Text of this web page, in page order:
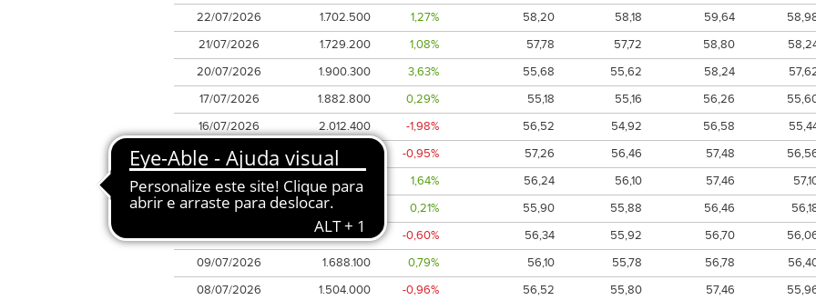
22/07/2026
1.702.500 1,27% 58,20 58,18 59,64
21/07/2026
1.729.200 1,08% 57,78 57,72 58,80
20/07/2026
1.900.300 3,63% 55,68 55,62 58,24
17/07/2026
1.882.800 0,29% 55,18 55,16 56,26
16/07/2026
2.012.400 -1,98% 56,52 54,92 56,58
15/07/2026
1.667.500 -0,95% 57,26 56,46 57,48
14/07/2026
1.568.000 1,64% 56,24 56,10 57,46
13/07/2026
1.660.900 0,21% 55,90 55,88 56,46
10/07/2026
1.589.900 -0,60% 56,34 55,92 56,70
09/07/2026
1.688.100 0,79% 56,10 55,78 56,78
08/07/2026
1.504.000 -0,96% 56,52 55,80 57,46